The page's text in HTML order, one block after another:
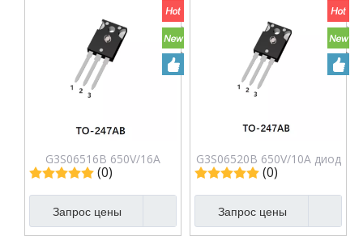
G3S06516B 650V/16A
Силовой барьер Карбид
кремния Диод Шоттки
(0)
Запрос цены
G3S06520B 650V/10A диод
Шоттки из карбида
кремния
(0)
Запрос цены